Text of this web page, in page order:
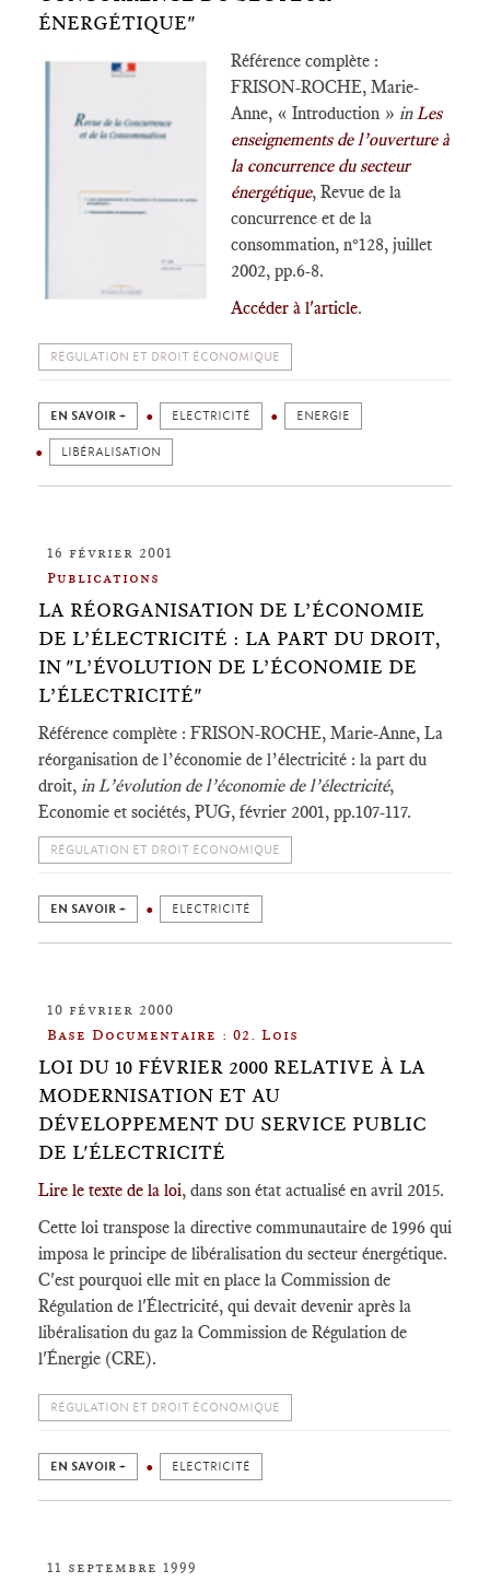
ÉNERGÉTIQUE"
Référence complète :
FRISON-ROCHE, Marie-
Anne, « Introduction » inLes
enseignements de l’ouverture à
la concurrence du secteur
énergétique, Revue de la
concurrence et de la
consommation, n°128, juillet
2002, pp.6-8.
Accéder à l'article.
RÉGULATION ET DROIT ÉCONOMIQUE
EN SAVOIR + ELECTRICITÉ ENERGIE
LIBÉRALISATION
16 février 2001
Publications
LA RÉORGANISATION DE L’ÉCONOMIE
DE L’ÉLECTRICITÉ : LA PART DU DROIT,
IN "L’ÉVOLUTION DE L’ÉCONOMIE DE
L’ÉLECTRICITÉ"
Référence complète : FRISON-ROCHE, Marie-Anne, La
réorganisation de l’économie de l’électricité : la part du
droit, in L’évolution de l’économie de l’électricité,
Economie et sociétés, PUG, février 2001, pp.107-117.
RÉGULATION ET DROIT ÉCONOMIQUE
EN SAVOIR + ELECTRICITÉ
10 février 2000
Base Documentaire : 02. Lois
LOI DU 10 FÉVRIER 2000 RELATIVE À LA
MODERNISATION ET AU
DÉVELOPPEMENT DU SERVICE PUBLIC
DE L'ÉLECTRICITÉ
Lire le texte de la loi, dans son état actualisé en avril 2015.
Cette loi transpose la directive communautaire de 1996 qui
imposa le principe de libéralisation du secteur énergétique.
C'est pourquoi elle mit en place la Commission de
Régulation de l'Électricité, qui devait devenir après la
libéralisation du gaz la Commission de Régulation de
l'Énergie (CRE).
RÉGULATION ET DROIT ÉCONOMIQUE
EN SAVOIR + ELECTRICITÉ
11 septembre 1999